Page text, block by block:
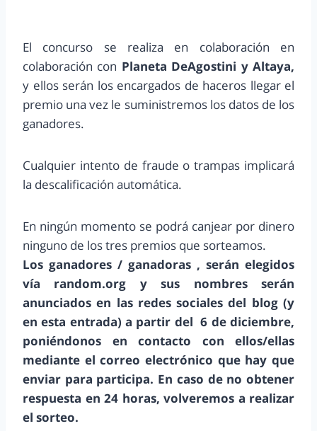
El concurso se realiza en colaboración en
colaboración con Planeta DeAgostini y Altaya,
y ellos serán los encargados de haceros llegar el
premio una vez le suministremos los datos de los
ganadores.
Cualquier intento de fraude o trampas implicará
la descalificación automática.
En ningún momento se podrá canjear por dinero
ninguno de los tres premios que sorteamos.
Los ganadores / ganadoras , serán elegidos
vía random.org y sus nombres serán
anunciados en las redes sociales del blog (y
en esta entrada) a partir del 6 de diciembre,
poniéndonos en contacto con ellos/ellas
mediante el correo electrónico que hay que
enviar para participa. En caso de no obtener
respuesta en 24 horas, volveremos a realizar
el sorteo.